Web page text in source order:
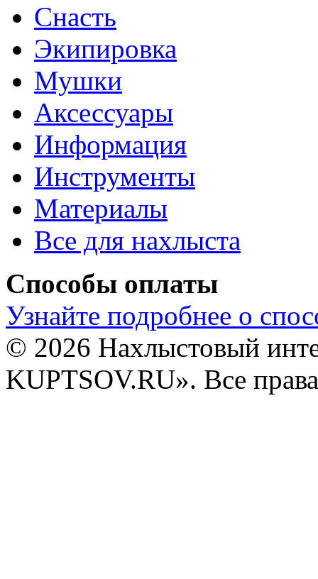
Снасть
Экипировка
Мушки
Аксессуары
Информация
Инструменты
Материалы
Все для нахлыста
Способы оплаты
Узнайте подробнее о
© 2026 Нахлыстовый
KUPTSOV.RU». Все